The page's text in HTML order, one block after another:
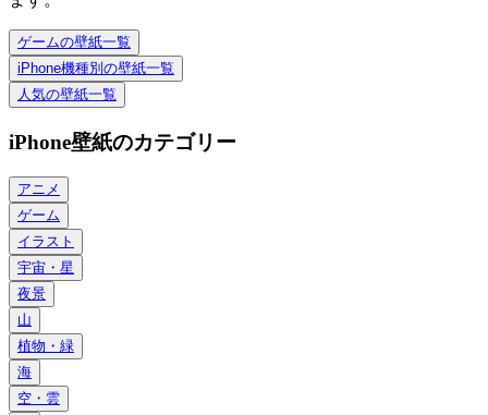
ゲームの壁紙一覧
iPhone機種別の壁紙一覧
人気の壁紙一覧
iPhone壁紙のカテゴリー
アニメ
ゲーム
イラスト
宇宙・星
夜景
山
植物・緑
海
空・雲